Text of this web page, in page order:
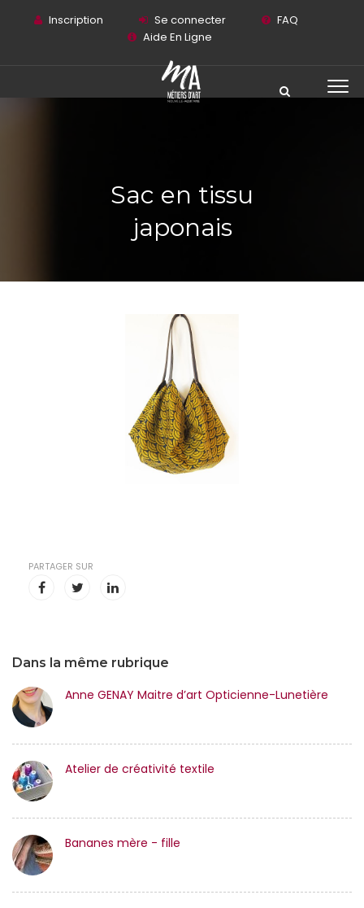
Inscription Se connecter
FAQ
Aide En Ligne
Sac en tissu
japonais
Dans la même rubrique
Anne GENAY Maitre d’art Opticienne-Lunetière
Atelier de créativité textile
Bananes mère - fille
PARTAGER SUR